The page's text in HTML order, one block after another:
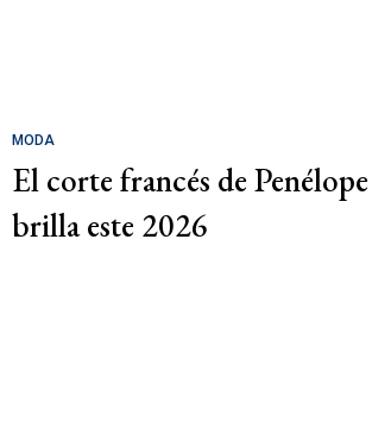
MODA
El corte francés de
brilla este 2026